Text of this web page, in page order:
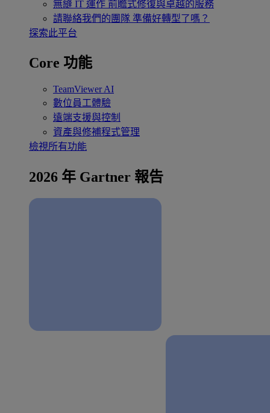
無縫 IT 運作 前瞻式修復與卓越的服務
請聯絡我們的團隊 準備好轉型了嗎？
探索此平台
Core 功能
TeamViewer AI
數位員工體驗
遠端支援與控制
資產與修補程式管理
檢視所有功能
2026 年 Gartner 報告